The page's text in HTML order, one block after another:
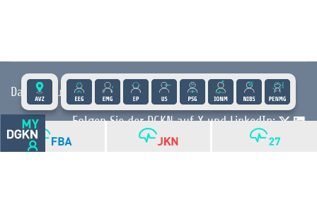
Datenschutz |Impressum| Kontakt | Presse
Folgen Sie der DGKN auf X und LinkedIn:
© 2026 DGKN | Privacy by Design